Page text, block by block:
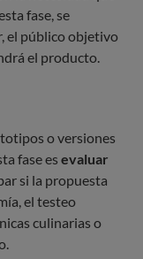
fase, se
el público objetivo
el producto.
o versiones
fase es evaluar
si la propuesta
el testeo
culinarias o